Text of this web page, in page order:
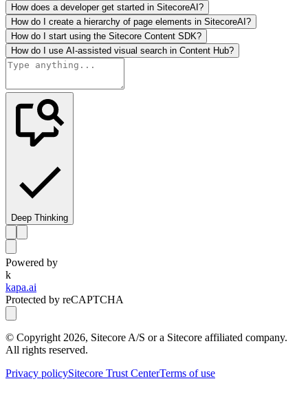
How does a developer get started in SitecoreAI?
How do I create a hierarchy of page elements in SitecoreAI?
How do I start using the Sitecore Content SDK?
How do I use AI-assisted visual search in Content Hub?
Deep Thinking
Powered by
k
kapa.ai
Protected by reCAPTCHA
© Copyright 2026, Sitecore A/S or a Sitecore affiliated company.
All rights reserved.
Privacy policySitecore Trust CenterTerms of use